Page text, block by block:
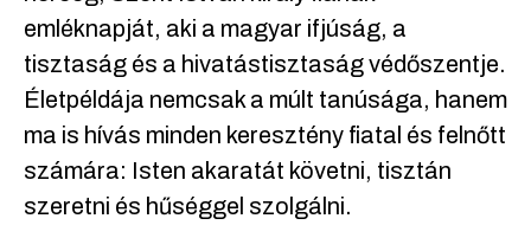
emléknapját, aki a magyar ifjúság, a
tisztaság és a hivatástisztaság védőszentje.
Életpéldája nemcsak a múlt tanúsága, hanem
ma is hívás minden keresztény fiatal és felnőtt
számára: Isten akaratát követni, tisztán
szeretni és hűséggel szolgálni.